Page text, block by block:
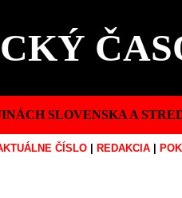
SLOVENSKA A
ČÍSLO REDAKCIA